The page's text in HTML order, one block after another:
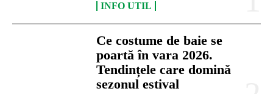
INFO UTIL
Ce costume de baie se
poartă în vara 2026.
Tendințele care domină
sezonul estival